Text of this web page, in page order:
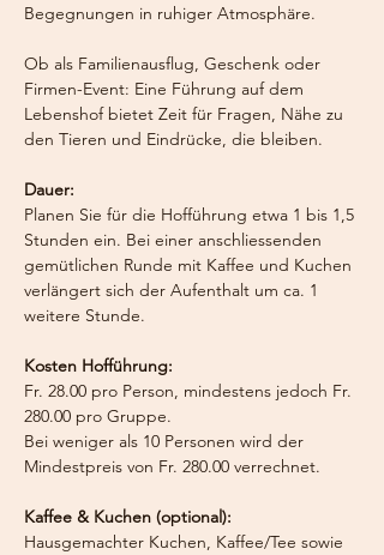
Begegnungen in ruhiger Atmosphäre.
Ob als Familienausflug, Geschenk oder
Firmen-Event: Eine Führung auf dem
Lebenshof bietet Zeit für Fragen, Nähe zu
den Tieren und Eindrücke, die bleiben.
Dauer:
Planen Sie für die Hofführung etwa 1 bis 1,5
Stunden ein. Bei einer anschliessenden
gemütlichen Runde mit Kaffee und Kuchen
verlängert sich der Aufenthalt um ca. 1
weitere Stunde.
Kosten Hofführung:
Fr. 28.00 pro Person, mindestens jedoch Fr.
280.00 pro Gruppe.
Bei weniger als 10 Personen wird der
Mindestpreis von Fr. 280.00 verrechnet.
Kaffee & Kuchen (optional):
Hausgemachter Kuchen, Kaffee/Tee sowie